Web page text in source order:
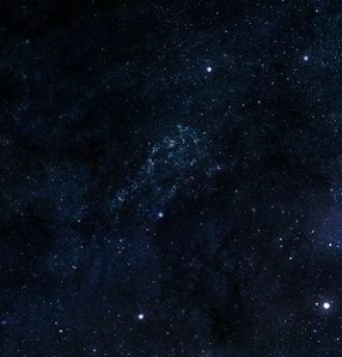
Plus de 2800 critiques